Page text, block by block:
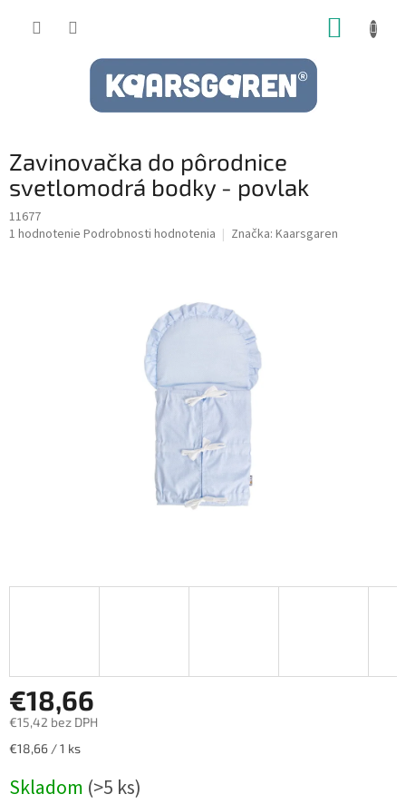
Zavinovačka do pôrodnice
svetlomodrá bodky - povlak
11677
Priemerné
1 hodnotenie Podrobnosti hodnotenia Značka: Kaarsgaren
€18,66
€15,42 bez DPH
Jednotková
€18,66 / 1 ks
Skladom (>5 ks)